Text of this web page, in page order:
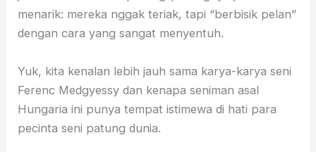
menarik: mereka nggak teriak, tapi “berbisik pelan”
dengan cara yang sangat menyentuh.
Yuk, kita kenalan lebih jauh sama karya-karya seni
Ferenc Medgyessy dan kenapa seniman asal
Hungaria ini punya tempat istimewa di hati para
pecinta seni patung dunia.